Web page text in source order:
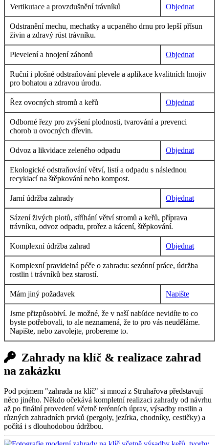
Vertikutace a provzdušnění trávníků Objednat
Odstranění mechu, mechatky a ucpaného drnu pro lepší přísun
živin a zdravý růst trávníku.
Plevelení a hnojení záhonů Objednat
Ruční i plošné odstraňování plevele a aplikace kvalitních hnojiv
pro bohatou a zdravou úrodu.
Řez ovocných stromů a keřů Objednat
Odborné řezy pro zvýšení plodnosti, tvarování a prevenci
chorob u ovocných dřevin.
Odvoz a likvidace zeleného odpadu Objednat
Ekologické odstraňování větví, listí a odpadu s následnou
recyklací na štěpkování nebo kompost.
Jarní údržba zahrady Objednat
Sázení živých plotů, stříhání větví stromů a keřů, příprava
trávníku, odvoz odpadu, prořez a kácení, štěpkování.
Komplexní údržba zahrad Objednat
Komplexní pravidelná péče o zahradu: sezónní práce, údržba
rostlin i trávníků bez starostí.
Mám jiný požadavek Napište
Jsme přizpůsobiví. Je možné, že v naší nabídce nevidíte to co
byste potřebovali, to ale neznamená, že to pro vás neuděláme.
Napište, nebo zavolejte, probereme to.
Zahrady na klíč & realizace zahrad
na zakázku
Pod pojmem "zahrada na klíč" si mnozí z Struhařova představují
něco jiného. Někdo očekává kompletní realizaci zahrady od návrhu
až po finální provedení včetně terénních úprav, výsadby rostlin a
různých zahradních prvků (pergoly, jezírka, chodníky, cestičky) a
počítá i s dlouhodobou údržbou.